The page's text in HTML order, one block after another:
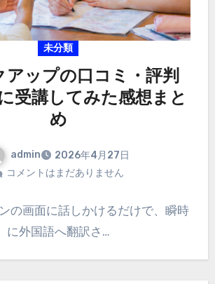
未分類
アップの口コミ・評判
受講してみた感想まと
め
admin
2026年4月27日
コメントはまだありません
の画面に話しかけるだけで、瞬時
に外国語へ翻訳さ…